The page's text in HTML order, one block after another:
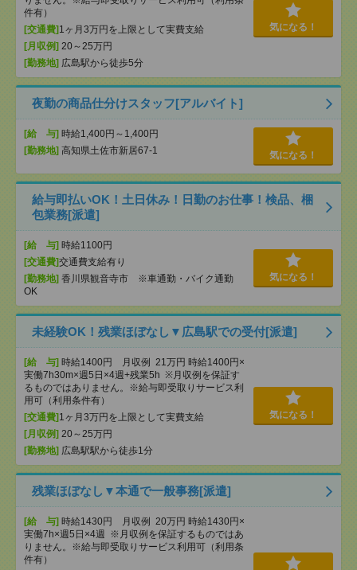
件有）
[交通費] 1ヶ月3万円を上限として実費支給
[月収例] 20～25万円
[勤務地] 広島駅から徒歩5分
気になる！
夜勤の商品仕分けスタッフ[アルバイト]
[給 与] 時給1,400円～1,400円
[勤務地] 高知県土佐市新居67-1 気になる！
給与即払いOK！土日休み！日勤のお仕事！検品、梱
包業務[派遣]
[給 与] 時給1100円
[交通費]交通費支給有り
[勤務地] 香川県観音寺市 ※車通勤・バイク通勤
OK
気になる！
未経験OK！残業ほぼなし▼広島駅での受付[派遣]
[給 与] 時給1400円 月収例 21万円 時給1400円×
実働7h30m×週5日×4週+残業5h ※月収例を保証す
るものではありません。※給与即受取りサービス利
用可（利用条件有）
[交通費] 1ヶ月3万円を上限として実費支給
[月収例] 20～25万円
[勤務地] 広島駅駅から徒歩1分
気になる！
残業ほぼなし▼本通で一般事務[派遣]
[給 与] 時給1430円 月収例 20万円 時給1430円×
実働7h×週5日×4週 ※月収例を保証するものではあ
りません。※給与即受取りサービス利用可（利用条
件有）